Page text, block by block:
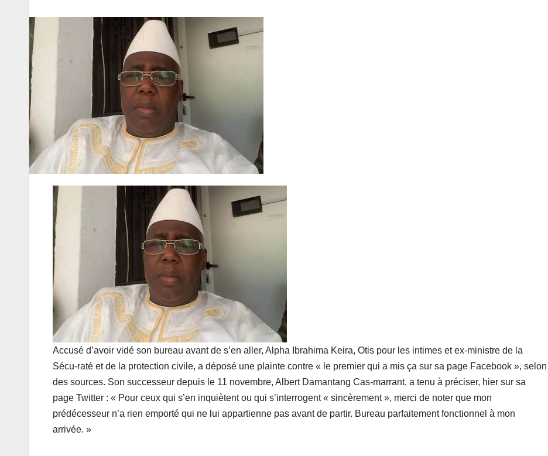
Accusé d’avoir vidé son bureau avant de s’en aller, Alpha Ibrahima Keira, Otis pour les intimes et ex-ministre de la
Sécu-raté et de la protection civile, a déposé une plainte contre « le premier qui a mis ça sur sa page Facebook », selon
des sources. Son successeur depuis le 11 novembre, Albert Damantang Cas-marrant, a tenu à préciser, hier sur sa
page Twitter : « Pour ceux qui s’en inquiètent ou qui s’interrogent « sincèrement », merci de noter que mon
prédécesseur n’a rien emporté qui ne lui appartienne pas avant de partir. Bureau parfaitement fonctionnel à mon
arrivée. »